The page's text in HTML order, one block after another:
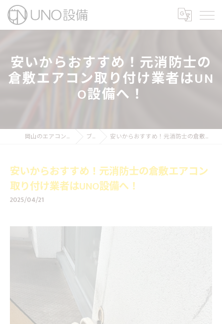
安いからおすすめ！元消防士の
倉敷エアコン取り付け業者はUN
O設備へ！
岡山のエアコン工事ならUNO設備 ブログ 安いからおすすめ！元消防士の倉敷エアコン取り付け業者はUNO設備へ！
安いからおすすめ！元消防士の倉敷エアコン
取り付け業者はUNO設備へ！
2025/04/21